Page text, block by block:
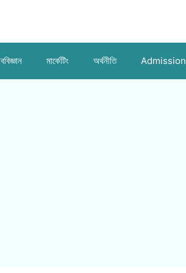
মার্কেটিং অর্থনীতি Admission